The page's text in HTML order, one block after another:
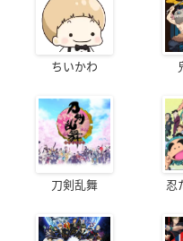
ちいかわ
刀剣乱舞 忍